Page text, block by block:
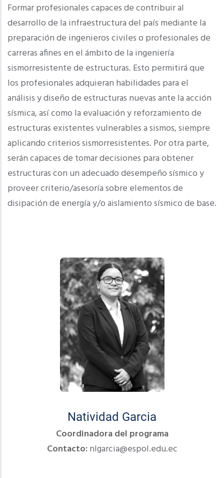
Formar profesionales capaces de contribuir al
desarrollo de la infraestructura del país mediante la
preparación de ingenieros civiles o profesionales de
carreras afines en el ámbito de la ingeniería
sismorresistente de estructuras. Esto permitirá que
los profesionales adquieran habilidades para el
análisis y diseño de estructuras nuevas ante la acción
sísmica, así como la evaluación y reforzamiento de
estructuras existentes vulnerables a sismos, siempre
aplicando criterios sismorresistentes. Por otra parte,
serán capaces de tomar decisiones para obtener
estructuras con un adecuado desempeño sísmico y
proveer criterio/asesoría sobre elementos de
disipación de energía y/o aislamiento sísmico de base.
Natividad Garcia
Coordinadora del programa
Contacto:nlgarcia@espol.edu.ec